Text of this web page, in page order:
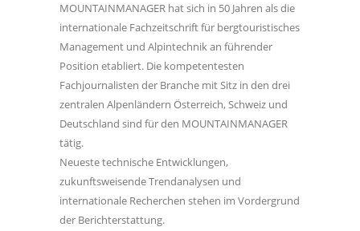
MOUNTAINMANAGER hat sich in 50 Jahren als die
internationale Fachzeitschrift für bergtouristisches
Management und Alpintechnik an führender
Position etabliert. Die kompetentesten
Fachjournalisten der Branche mit Sitz in den drei
zentralen Alpenländern Österreich, Schweiz und
Deutschland sind für den MOUNTAINMANAGER
tätig.
Neueste technische Entwicklungen,
zukunftsweisende Trendanalysen und
internationale Recherchen stehen im Vordergrund
der Berichterstattung.